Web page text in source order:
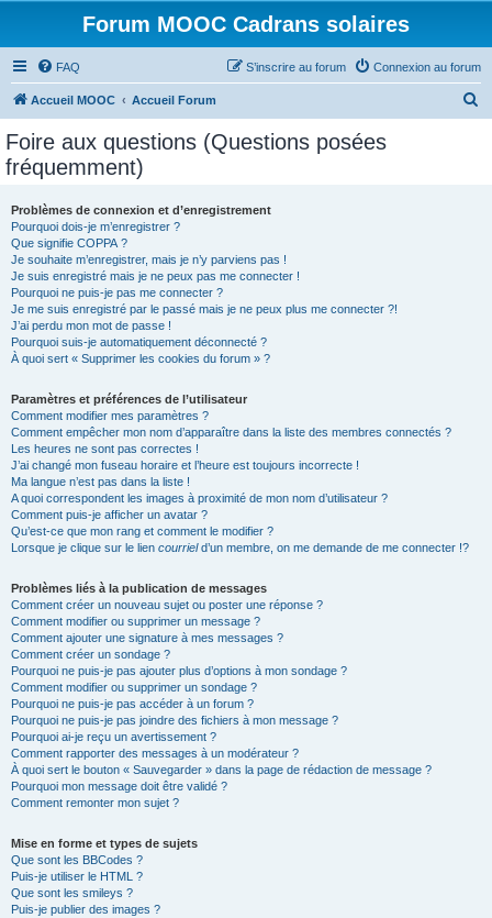
Forum MOOC Cadrans solaires
FAQ Connexion au forum
S’inscrire au forum
Accueil MOOC Accueil Forum
Foire aux questions (Questions posées
fréquemment)
Problèmes de connexion et d’enregistrement
Pourquoi dois-je m’enregistrer ?
Que signifie COPPA ?
Je souhaite m’enregistrer, mais je n’y parviens pas !
Je suis enregistré mais je ne peux pas me connecter !
Pourquoi ne puis-je pas me connecter ?
Je me suis enregistré par le passé mais je ne peux plus me connecter ?!
J’ai perdu mon mot de passe !
Pourquoi suis-je automatiquement déconnecté ?
À quoi sert « Supprimer les cookies du forum » ?
Paramètres et préférences de l’utilisateur
Comment modifier mes paramètres ?
Comment empêcher mon nom d’apparaître dans la liste des membres connectés ?
Les heures ne sont pas correctes !
J’ai changé mon fuseau horaire et l’heure est toujours incorrecte !
Ma langue n’est pas dans la liste !
A quoi correspondent les images à proximité de mon nom d’utilisateur ?
Comment puis-je afficher un avatar ?
Qu’est-ce que mon rang et comment le modifier ?
Lorsque je clique sur le lien courrield’un membre, on me demande de me connecter !?
Problèmes liés à la publication de messages
Comment créer un nouveau sujet ou poster une réponse ?
Comment modifier ou supprimer un message ?
Comment ajouter une signature à mes messages ?
Comment créer un sondage ?
Pourquoi ne puis-je pas ajouter plus d’options à mon sondage ?
Comment modifier ou supprimer un sondage ?
Pourquoi ne puis-je pas accéder à un forum ?
Pourquoi ne puis-je pas joindre des fichiers à mon message ?
Pourquoi ai-je reçu un avertissement ?
Comment rapporter des messages à un modérateur ?
À quoi sert le bouton « Sauvegarder » dans la page de rédaction de message ?
Pourquoi mon message doit être validé ?
Comment remonter mon sujet ?
Mise en forme et types de sujets
Que sont les BBCodes ?
Puis-je utiliser le HTML ?
Que sont les smileys ?
Puis-je publier des images ?